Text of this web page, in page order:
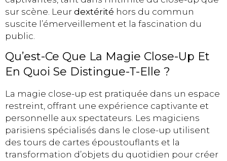
sur scène. Leur dextérité hors du commun
suscite l’émerveillement et la fascination du
public.
Qu’est-Ce Que La Magie Close-Up Et
En Quoi Se Distingue-T-Elle ?
La magie close-up est pratiquée dans un espace
restreint, offrant une expérience captivante et
personnelle aux spectateurs. Les magiciens
parisiens spécialisés dans le close-up utilisent
des tours de cartes époustouflants et la
transformation d’objets du quotidien pour créer